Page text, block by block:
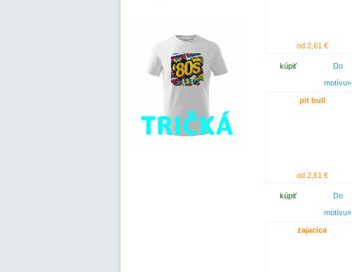
od 2,61 €
kúpiť
Do
motívu»
pit bull
od 2,61 €
kúpiť
Do
motívu»
zajacica